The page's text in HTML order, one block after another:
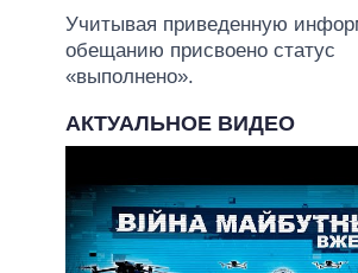
Учитывая приведенную
обещанию присвоено статус
«выполнено».
АКТУАЛЬНОЕ ВИДЕО